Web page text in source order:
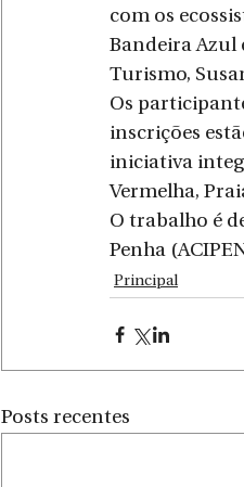
com os
Bandeira Azul
Turismo,
Os
inscrições
iniciativa
Vermelha,
O trabalho é
Penha
Principal
Posts recentes